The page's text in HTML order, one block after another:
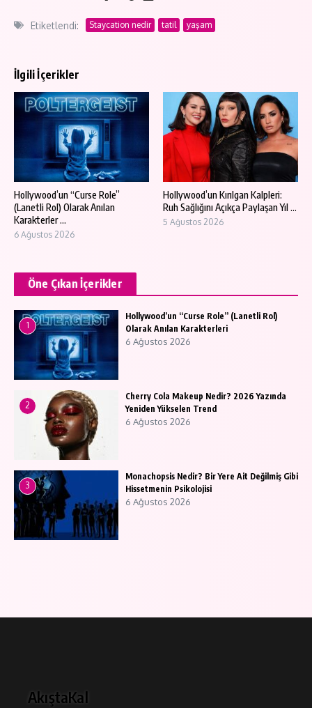
Etiketlendi: Staycation nedir tatil yaşam
İlgili İçerikler
Hollywood’un “Curse Role”
(Lanetli Rol) Olarak Anılan
Karakterler ...
6 Ağustos 2026
Hollywood’un Kırılgan Kalpleri:
Ruh Sağlığını Açıkça Paylaşan Yıl ...
5 Ağustos 2026
Öne Çıkan İçerikler
1
Hollywood’un “Curse Role” (Lanetli Rol)
Olarak Anılan Karakterleri
6 Ağustos 2026
2
Cherry Cola Makeup Nedir? 2026 Yazında
Yeniden Yükselen Trend
6 Ağustos 2026
3
Monachopsis Nedir? Bir Yere Ait Değilmiş Gibi
Hissetmenin Psikolojisi
6 Ağustos 2026
AkıştaKal